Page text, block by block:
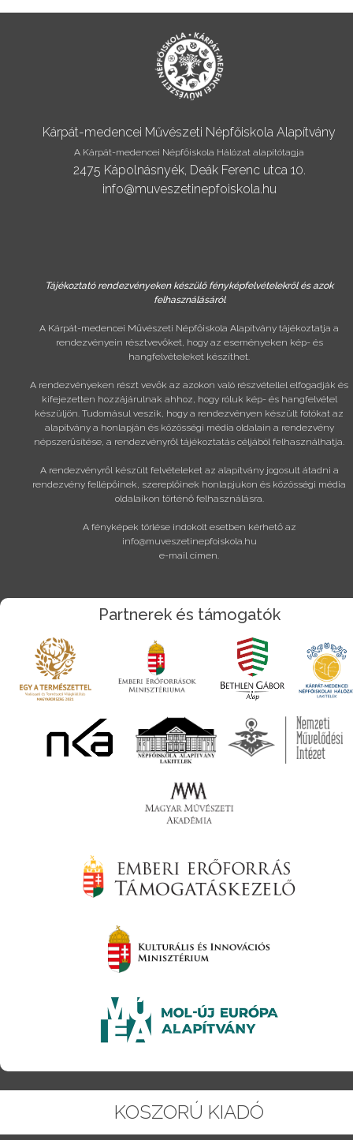
Kárpát-medencei Művészeti Népfőiskola Alapítvány
A Kárpát-medencei Népfőiskola Hálózat alapítótagja
2475 Kápolnásnyék, Deák Ferenc utca 10.
info@muveszetinepfoiskola.hu
Tájékoztató rendezvényeken készülő fényképfelvételekről és azok
felhasználásáról
A Kárpát-medencei Művészeti Népfőiskola Alapítvány tájékoztatja a
rendezvényein résztvevőket, hogy az eseményeken kép- és
hangfelvételeket készíthet.
A rendezvényeken részt vevők az azokon való részvétellel elfogadják és
kifejezetten hozzájárulnak ahhoz, hogy róluk kép- és hangfelvétel
készüljön. Tudomásul veszik, hogy a rendezvényen készült fotókat az
alapítvány a honlapján és közösségi média oldalain a rendezvény
népszerűsítése, a rendezvényről tájékoztatás céljából felhasználhatja.
A rendezvényről készült felvételeket az alapítvány jogosult átadni a
rendezvény fellépőinek, szereplőinek honlapjukon és közösségi média
oldalaikon történő felhasználásra.
A fényképek törlése indokolt esetben kérhető az
info@muveszetinepfoiskola.hu
e-mail címen.
Partnerek és támogatók
KOSZORÚ KIADÓ